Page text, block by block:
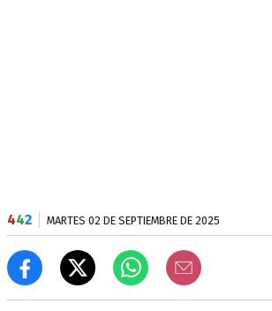
442 MARTES 02 DE SEPTIEMBRE DE 2025